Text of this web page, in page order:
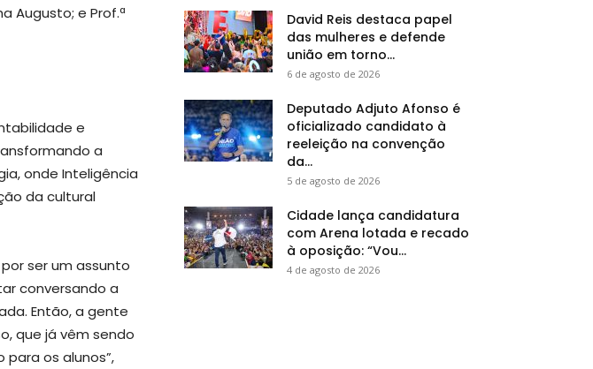
Augusto; e Prof.ª
e
a
onde Inteligência
da cultural
ser um assunto
conversando a
Então, a gente
que já vêm sendo
os alunos”,
David Reis destaca papel
das mulheres e defende
união em torno...
6 de agosto de 2026
Deputado Adjuto Afonso é
oficializado candidato à
reeleição na convenção
da...
5 de agosto de 2026
Cidade lança candidatura
com Arena lotada e recado
à oposição: “Vou...
4 de agosto de 2026